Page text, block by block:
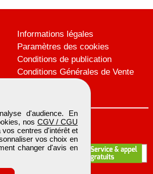
d'audience. En
nos CGV / CGU
centres d'intérêt et
vos choix en
changer d'avis en
Informations légales
Paramètres des cookies
Conditions de publication
Conditions Générales de Vente